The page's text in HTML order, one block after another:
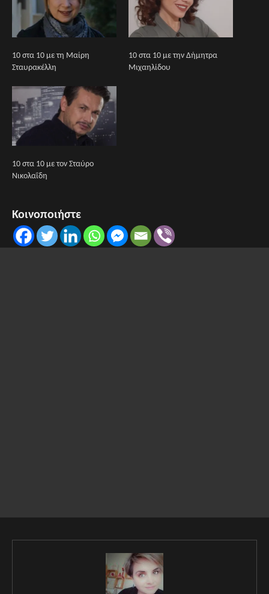
10 στα 10 με τη Μαίρη
Σταυρακέλλη
10 στα 10 με την Δήμητρα
Μιχαηλίδου
10 στα 10 με τον Σταύρο
Νικολαΐδη
Κοινοποιήστε